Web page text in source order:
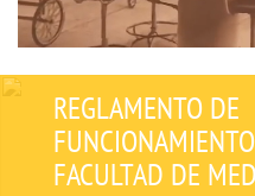
REGLAMENTO DE
FACULTAD DE